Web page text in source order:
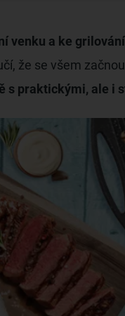
venku a ke grilování
že se všem
s praktickými, ale i